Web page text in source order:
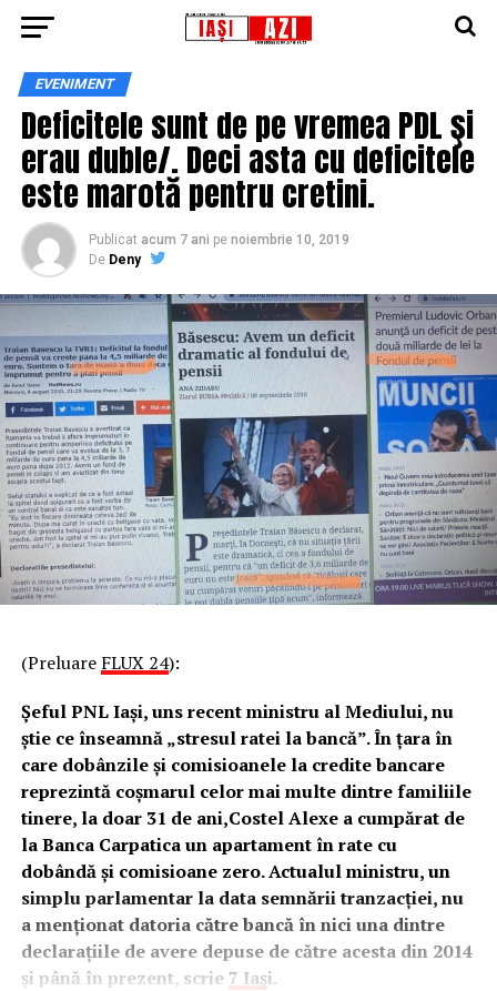
EVENIMENT
Deficitele sunt de pe vremea PDL şi
erau duble/. Deci asta cu deficitele
este marotă pentru cretini.
Publicat acum 7 ani pe noiembrie 10, 2019
De Deny
(Preluare FLUX 24):
Șeful PNL Iași, uns recent ministru al Mediului, nu
știe ce înseamnă „stresul ratei la bancă”. În țara în
care dobânzile și comisioanele la credite bancare
reprezintă coșmarul celor mai multe dintre familiile
tinere, la doar 31 de ani,Costel Alexe a cumpărat de
la Banca Carpatica un apartament în rate cu
dobândă și comisioane zero. Actualul ministru, un
simplu parlamentar la data semnării tranzacției, nu
a menționat datoria către bancă în nici una dintre
declarațiile de avere depuse de către acesta din 2014
și până în prezent, scrie 7 Iași.